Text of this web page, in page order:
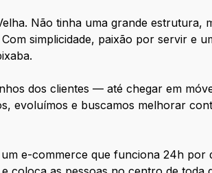
Não tinha uma grande estrutura,
simplicidade, paixão por servir e
dos clientes — até chegar em
evoluímos e buscamos melhorar
e-commerce que funciona 24h por